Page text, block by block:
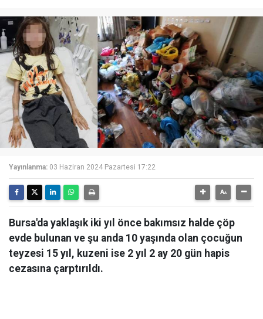
Yayınlanma: 03 Haziran 2024 Pazartesi 17:22
Bursa'da yaklaşık iki yıl önce bakımsız halde çöp
evde bulunan ve şu anda 10 yaşında olan çocuğun
teyzesi 15 yıl, kuzeni ise 2 yıl 2 ay 20 gün hapis
cezasına çarptırıldı.